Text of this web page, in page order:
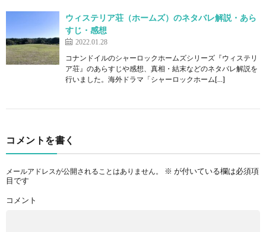
ウィステリア荘（ホームズ）のネタバレ解説・あら
すじ・感想
2022.01.28
コナンドイルのシャーロックホームズシリーズ『ウィステリ
ア荘』のあらすじや感想、真相・結末などのネタバレ解説を
行いました。海外ドラマ「シャーロックホーム[…]
コメントを書く
メールアドレスが公開されることはありません。 ※ が付いている欄は必須項
目です
コメント